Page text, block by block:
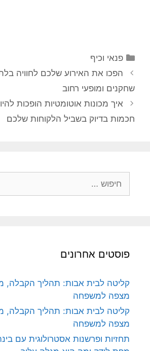
קטגוריות
פנאי וכיף
הפכו את האירוע שלכם לחוויה
שחקנים ומופעי רחוב
איך מכונות אוטומטיות הופכות
חכמות בדיוק בשביל הלקוחות שלכם
פוסטים אחרונים
קליטה לבית אבות: תהליך הקבלה,
מצפה למשפחה
קליטה לבית אבות: תהליך הקבלה,
מצפה למשפחה
תחזיות ופרשנות אסטרולוגית עם